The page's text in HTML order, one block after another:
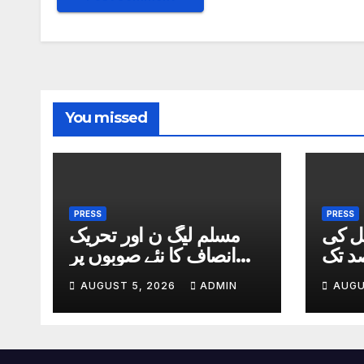
You missed
PRESS
مسلم لیگ ن اور تحریک
انصاف کا نئے صوبوں پر
AUGUST 5, 2026 ADMIN
PRESS
کی
فیصد تک